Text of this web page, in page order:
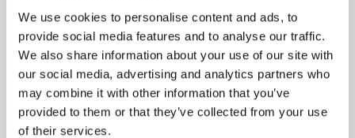
We use cookies to personalise content and ads, to
provide social media features and to analyse our traffic.
We also share information about your use of our site with
our social media, advertising and analytics partners who
may combine it with other information that you’ve
provided to them or that they’ve collected from your use
of their services.
Aufbewahrungsbox in royal blau
312 x 427 x 150 mm
Bei Bestellungen von Gratnells Boxen und Zubehör
können die Versandkosten abhängig von dem